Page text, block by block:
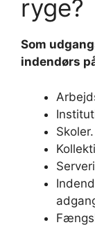
ryge?
Som
indendørs
Skoler.